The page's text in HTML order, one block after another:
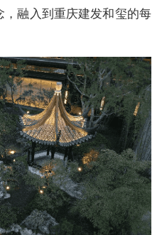
，融入到重庆建发和玺的每